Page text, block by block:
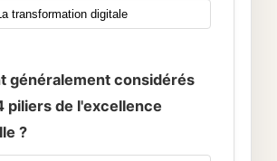
transformation digitale
généralement considérés
piliers de l'excellence
?